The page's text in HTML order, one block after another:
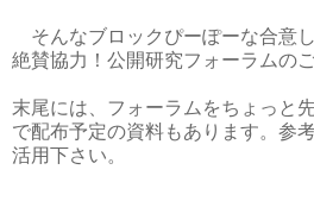
そんなブロックぴーぽーな合意
絶賛協力！公開研究フォーラムのご
末尾には、フォーラムをちょっと
で配布予定の資料もあります。参
活用下さい。